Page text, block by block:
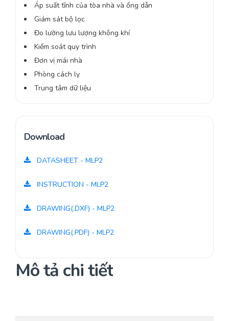
Áp suất tĩnh của tòa nhà và ống dẫn
Giám sát bộ lọc
Đo lường lưu lượng không khí
Kiểm soát quy trình
Đơn vị mái nhà
Phòng cách ly
Trung tâm dữ liệu
Download
DATASHEET - MLP2
INSTRUCTION - MLP2
DRAWING(.DXF) - MLP2
DRAWING(.PDF) - MLP2
Mô tả chi tiết